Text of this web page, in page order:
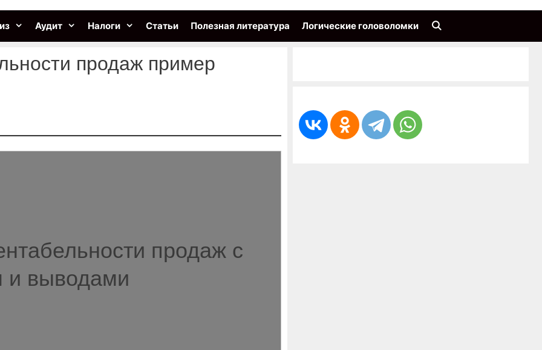
Аудит Налоги Статьи Полезная литература Логические головоломки
продаж пример
продаж с
и выводами